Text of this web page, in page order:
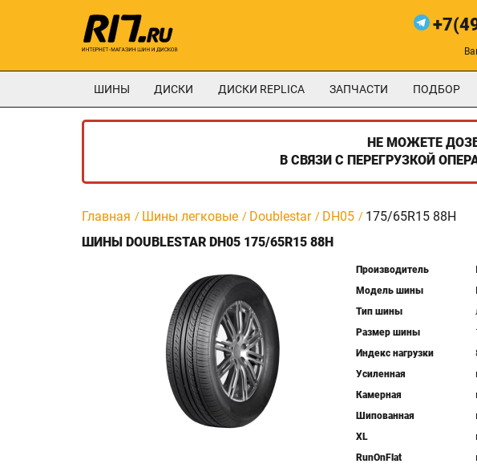
ШИНЫ ДИСКИ ДИСКИ REPLICA ЗАПЧАСТИ ПОДБОР
НЕ МОЖЕТЕ
В СВЯЗИ С ПЕРЕГРУЗКОЙ
Главная Шины легковые Doublestar DH05
175/65R15 88H
ШИНЫ DOUBLESTAR DH05 175/65R15 88H
Производитель
Модель шины
Тип шины
Размер шины
Индекс нагрузки
Усиленная
Камерная
Шипованная
XL
RunOnFlat